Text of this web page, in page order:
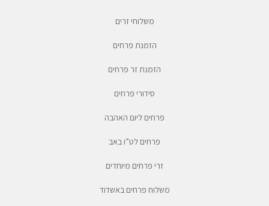
משלוחי זרים
הזמנת פרחים
הזמנת זר פרחים
סידורי פרחים
פרחים ליום האהבה
פרחים לט”ו באב
זרי פרחים מיוחדים
משלוח פרחים באשדוד